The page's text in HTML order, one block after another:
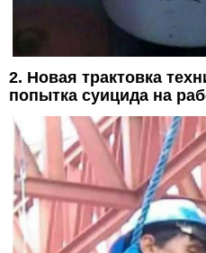
2. Новая трактовка
попытка суицида на